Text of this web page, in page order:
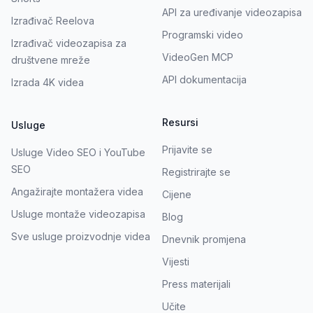
Izrađivač Reelova
Izrađivač videozapisa za
društvene mreže
Izrada 4K videa
Usluge
Usluge Video SEO i YouTube
SEO
Angažirajte montažera videa
Usluge montaže videozapisa
Sve usluge proizvodnje videa
API za uređivanje videozapisa
Programski video
VideoGen MCP
API dokumentacija
Resursi
Prijavite se
Registrirajte se
Cijene
Blog
Dnevnik promjena
Vijesti
Press materijali
Učite